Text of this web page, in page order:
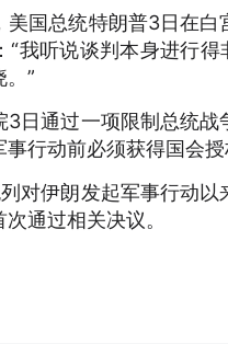
美国总统特朗普3日在
“我听说谈判本身进行
”
3日通过一项限制总统
行动前必须获得国会
对伊朗发起军事行动
通过相关决议。